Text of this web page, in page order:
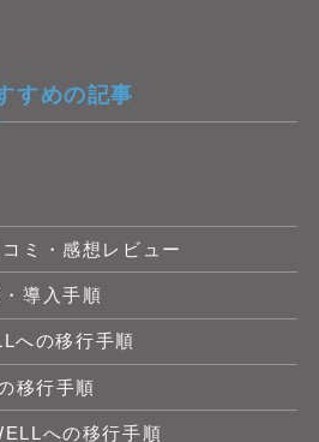
すめの記事
ミ・感想レビュー
導入手順
への移行手順
移行手順
への移行手順